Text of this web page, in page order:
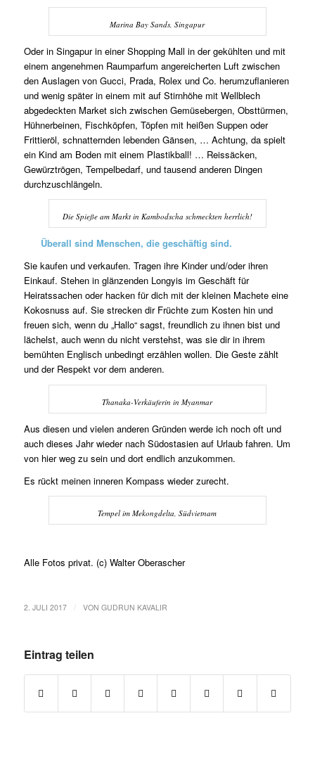
Marina Bay Sands, Singapur
Oder in Singapur in einer Shopping Mall in der gekühlten und mit
einem angenehmen Raumparfum angereicherten Luft zwischen
den Auslagen von Gucci, Prada, Rolex und Co. herumzuflanieren
und wenig später in einem mit auf Stirnhöhe mit Wellblech
abgedeckten Market sich zwischen Gemüsebergen, Obsttürmen,
Hühnerbeinen, Fischköpfen, Töpfen mit heißen Suppen oder
Frittieröl, schnatternden lebenden Gänsen, … Achtung, da spielt
ein Kind am Boden mit einem Plastikball! … Reissäcken,
Gewürztrögen, Tempelbedarf, und tausend anderen Dingen
durchzuschlängeln.
Die Spieße am Markt in Kambodscha schmeckten herrlich!
Überall sind Menschen, die geschäftig sind.
Sie kaufen und verkaufen. Tragen ihre Kinder und/oder ihren
Einkauf. Stehen in glänzenden Longyis im Geschäft für
Heiratssachen oder hacken für dich mit der kleinen Machete eine
Kokosnuss auf. Sie strecken dir Früchte zum Kosten hin und
freuen sich, wenn du „Hallo“ sagst, freundlich zu ihnen bist und
lächelst, auch wenn du nicht verstehst, was sie dir in ihrem
bemühten Englisch unbedingt erzählen wollen. Die Geste zählt
und der Respekt vor dem anderen.
Thanaka-Verkäuferin in Myanmar
Aus diesen und vielen anderen Gründen werde ich noch oft und
auch dieses Jahr wieder nach Südostasien auf Urlaub fahren. Um
von hier weg zu sein und dort endlich anzukommen.
Es rückt meinen inneren Kompass wieder zurecht.
Tempel im Mekongdelta, Südvietnam
Alle Fotos privat. (c) Walter Oberascher
2. JULI 2017 VON GUDRUN KAVALIR
Eintrag teilen